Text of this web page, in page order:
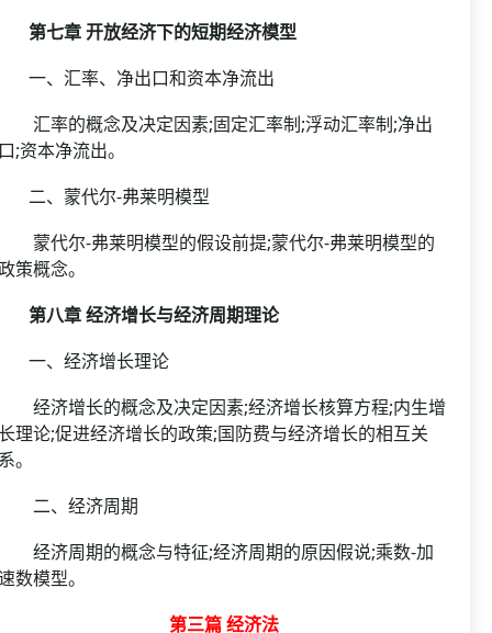
第七章 开放经济下的短期经济模型
、汇率、净出口和资本净流出
率的概念及决定因素;固定汇率制;浮动汇率制;净出
;资本净流出。
、蒙代尔-弗莱明模型
代尔-弗莱明模型的假设前提;蒙代尔-弗莱明模型的
策概念。
第八章 经济增长与经济周期理论
、经济增长理论
济增长的概念及决定因素;经济增长核算方程;内生增
理论;促进经济增长的政策;国防费与经济增长的相互关
。
、经济周期
济周期的概念与特征;经济周期的原因假说;乘数-加
数模型。
第三篇 经济法